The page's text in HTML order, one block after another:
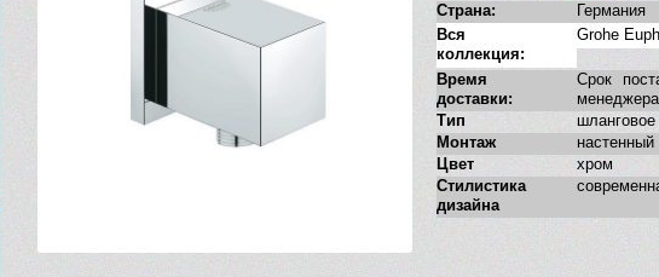
Страна:
Германия
Вся
коллекция:
Grohe
Время
доставки:
Срок
менеджера
Тип
Монтаж
настенный
Цвет
хром
Стилистика
дизайна